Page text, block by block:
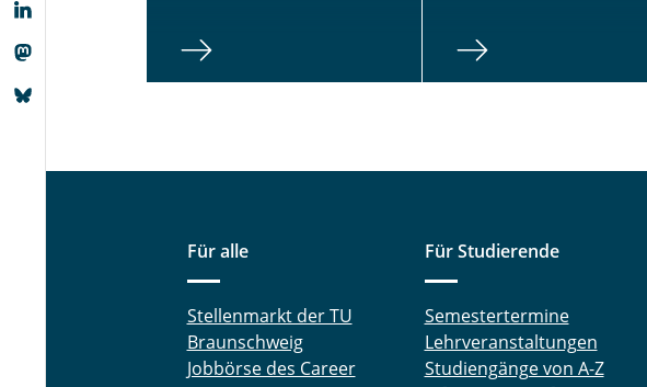
Für alle
Stellenmarkt der TU
Braunschweig
Jobbörse des Career
Für Studierende
Semestertermine
Lehrveranstaltungen
Studiengänge von A-Z